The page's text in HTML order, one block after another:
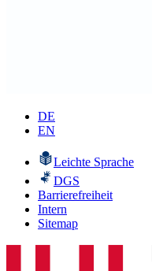
DE
EN
Leichte Sprache
DGS
Barrierefreiheit
Intern
Sitemap